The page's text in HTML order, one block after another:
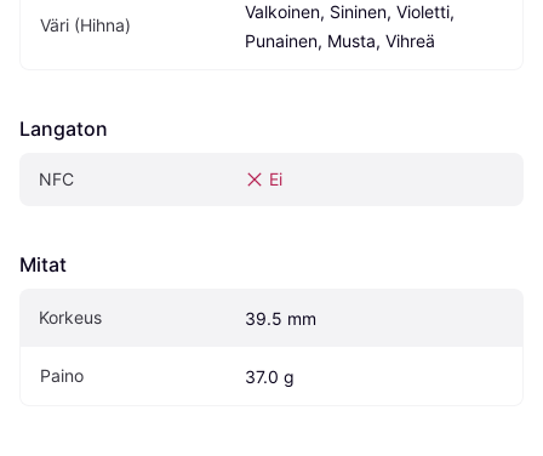
Väri (Hihna)
Valkoinen, Sininen, Violetti,
Punainen, Musta, Vihreä
Langaton
NFC Ei
Mitat
Korkeus 39.5 mm
Paino 37.0 g